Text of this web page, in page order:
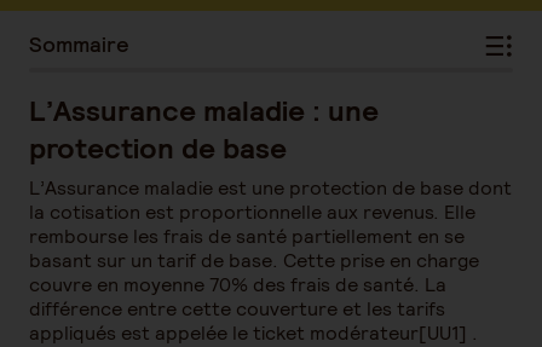
Sommaire
L’Assurance maladie : une
protection de base
L’Assurance maladie est une protection de base dont
la cotisation est proportionnelle aux revenus. Elle
rembourse les frais de santé partiellement en se
basant sur un tarif de base. Cette prise en charge
couvre en moyenne 70% des frais de santé. La
différence entre cette couverture et les tarifs
appliqués est appelée le ticket modérateur[UU1] .